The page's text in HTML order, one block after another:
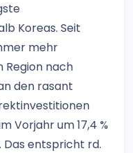
Koreas. Seit
mehr
Region nach
den rasant
Vorjahr um 17,4 %
Das entspricht rd.